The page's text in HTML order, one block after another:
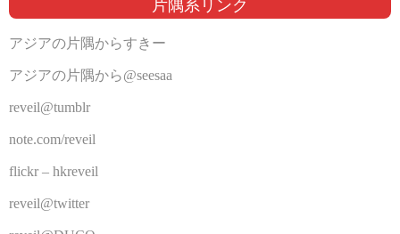
片隅系リンク
アジアの片隅からすきー
アジアの片隅から@seesaa
reveil@tumblr
note.com/reveil
flickr – hkreveil
reveil@twitter